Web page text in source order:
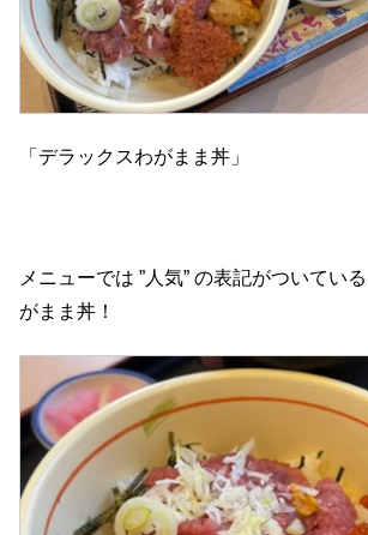
「デラックスわがまま丼」
メニューでは ”人気” の表記がついてい
がまま丼！